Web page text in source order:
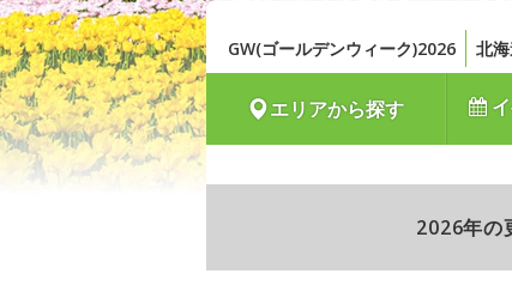
GW(ゴールデンウィーク)2026 北
エリアから探す イ
2026年の